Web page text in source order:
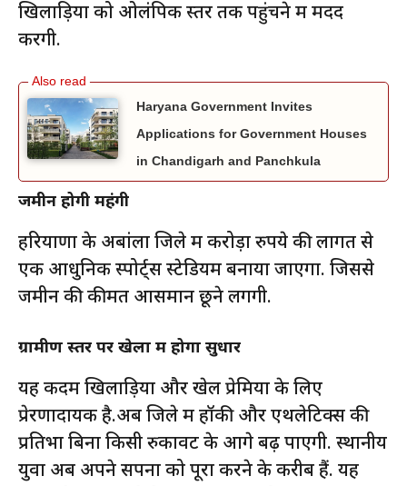
खिलाड़ियों को ओलंपिक स्तर तक पहुंचने में मदद
करेंगी.
Haryana Government Invites
Applications for Government Houses
in Chandigarh and Panchkula
जमीन होगी महंगी
हरियाणा के अबांला जिले में करोड़ों रुपये की लागत से
एक आधुनिक स्पोर्ट्स स्टेडियम बनाया जाएगा. जिससे
जमीन की कीमतें आसमान छूने लगेंगी.
ग्रामीण स्तर पर खेलों में होगा सुधार
यह कदम खिलाड़ियों और खेल प्रेमियों के लिए
प्रेरणादायक है.अब जिले में हॉकी और एथलेटिक्स की
प्रतिभा बिना किसी रुकावट के आगे बढ़ पाएगी. स्थानीय
युवा अब अपने सपनों को पूरा करने के करीब हैं. यह